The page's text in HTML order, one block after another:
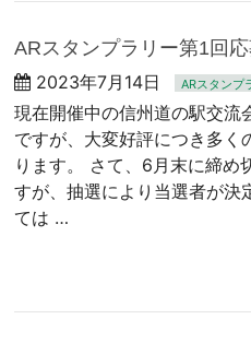
ARスタンプラリー第1回
2023年7月14日 ARスタンプ
現在開催中の信州道の駅交
ですが、大変好評につき多く
ります。 さて、6月末に締め
すが、抽選により当選者が決
ては …